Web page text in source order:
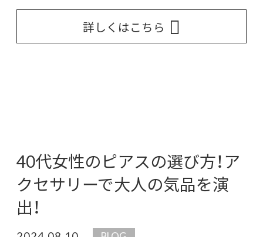
詳しくはこちら
40代女性のピアスの選び方！ア
クセサリーで大人の気品を演
出！